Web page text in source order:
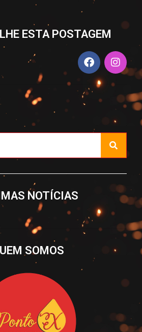
ESTA POSTAGEM
NOTÍCIAS
SOMOS